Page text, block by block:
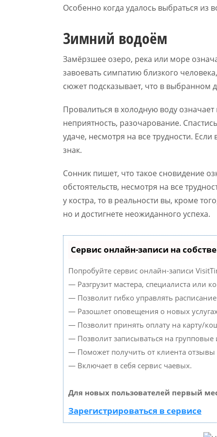
Особенно когда удалось выбраться из
Зимний водоём
Замёрзшее озеро, река или море
завоевать симпатию близкого
сюжет подсказывает, что в выбранном
Провалиться в холодную воду
неприятность, разочарование.
удаче, несмотря на все трудности.
знак.
Сонник пишет, что такое сновидение
обстоятельств, несмотря на все
у костра, то в реальности вы, кроме
но и достигнете неожиданного успеха.
Сервис онлайн-записи на
Попробуйте сервис онлайн-записи
— Разгрузит мастера, специалиста или
— Позволит гибко управлять
— Разошлет оповещения о новых
— Позволит принять оплату на карту/
— Позволит записываться на
— Поможет получить от клиента отзывы
— Включает в себя сервис чаевых.
Для новых пользователей первый
Зарегистрироваться в сервисе